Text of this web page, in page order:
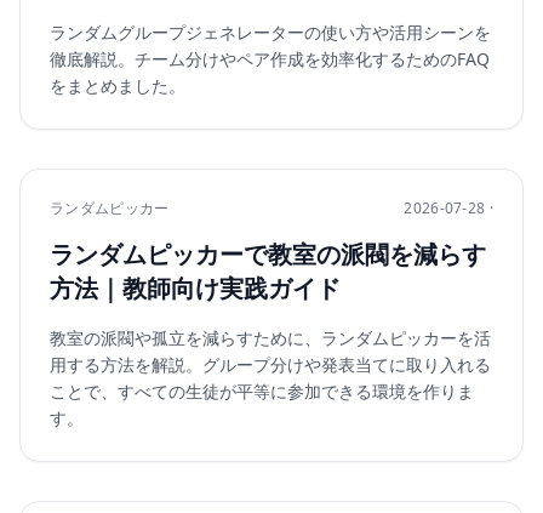
ランダムグループジェネレーターの使い方や活用シーンを
徹底解説。チーム分けやペア作成を効率化するためのFAQ
をまとめました。
ランダムピッカー 2026-07-28 ·
ランダムピッカーで教室の派閥を減らす
方法｜教師向け実践ガイド
教室の派閥や孤立を減らすために、ランダムピッカーを活
用する方法を解説。グループ分けや発表当てに取り入れる
ことで、すべての生徒が平等に参加できる環境を作りま
す。